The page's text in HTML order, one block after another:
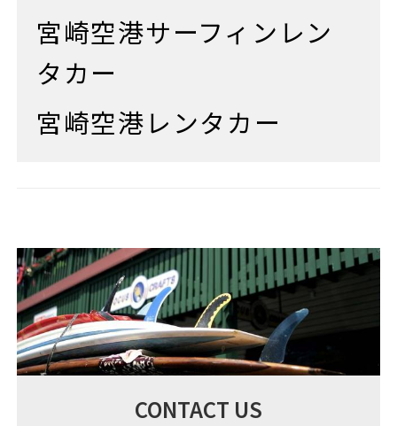
宮崎空港サーフィンレン
タカー
宮崎空港レンタカー
CONTACT US